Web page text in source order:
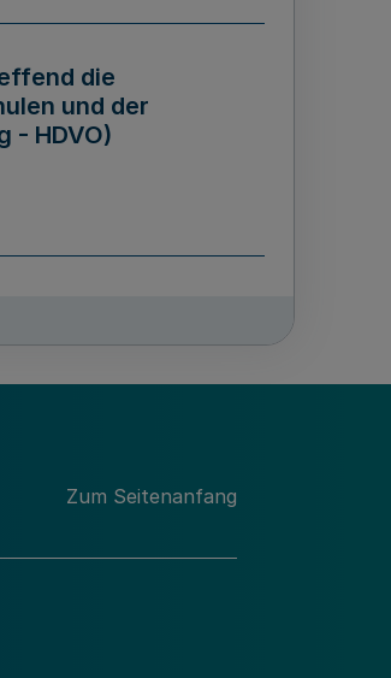
die
und der
- HDVO)
Westfalen
Zum Seitenanfang